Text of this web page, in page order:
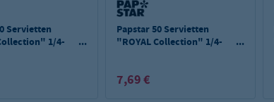
Servietten
1/4-
Papstar 50 Servietten
"ROYAL Collection" 1/4-
7,69 €